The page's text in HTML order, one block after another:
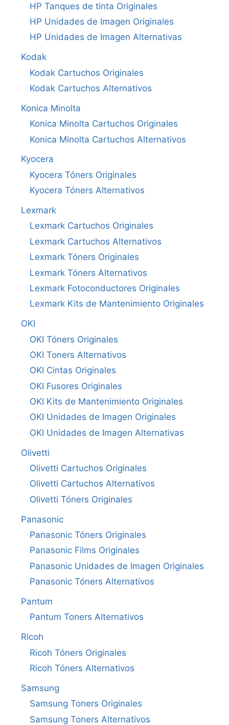
HP Tanques de tinta Originales
HP Unidades de Imagen Originales
HP Unidades de Imagen Alternativas
Kodak
Kodak Cartuchos Originales
Kodak Cartuchos Alternativos
Konica Minolta
Konica Minolta Cartuchos Originales
Konica Minolta Cartuchos Alternativos
Kyocera
Kyocera Tóners Originales
Kyocera Tóners Alternativos
Lexmark
Lexmark Cartuchos Originales
Lexmark Cartuchos Alternativos
Lexmark Tóners Originales
Lexmark Tóners Alternativos
Lexmark Fotoconductores Originales
Lexmark Kits de Mantenimiento Originales
OKI
OKI Tóners Originales
OKI Toners Alternativos
OKI Cintas Originales
OKI Fusores Originales
OKI Kits de Mantenimiento Originales
OKI Unidades de Imagen Originales
OKI Unidades de Imagen Alternativas
Olivetti
Olivetti Cartuchos Originales
Olivetti Cartuchos Alternativos
Olivetti Tóners Originales
Panasonic
Panasonic Tóners Originales
Panasonic Films Originales
Panasonic Unidades de Imagen Originales
Panasonic Tóners Alternativos
Pantum
Pantum Toners Alternativos
Ricoh
Ricoh Tóners Originales
Ricoh Tóners Alternativos
Samsung
Samsung Toners Originales
Samsung Toners Alternativos